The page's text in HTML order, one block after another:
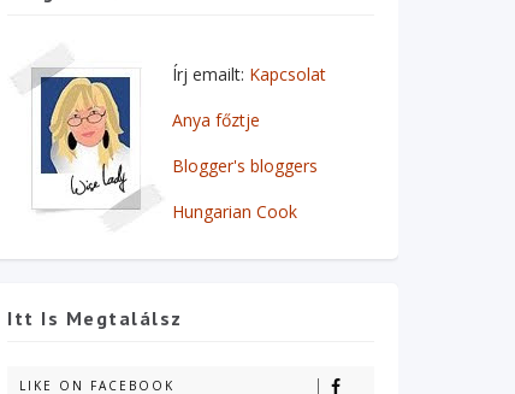
Írj emailt: Kapcsolat
Anya főztje
Blogger's bloggers
Hungarian Cook
Itt Is Megtalálsz
LIKE ON FACEBOOK